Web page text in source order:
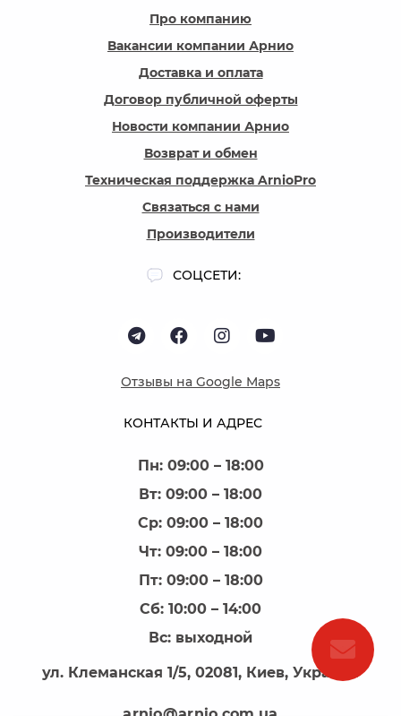
КОНТАКТЫ И АДРЕС
Пн: 09:00 – 18:00
Вт: 09:00 – 18:00
Ср: 09:00 – 18:00
Чт: 09:00 – 18:00
Пт: 09:00 – 18:00
Сб: 10:00 – 14:00
Вс: выходной
ул. Клеманская 1/5, 02081, Киев, Украина
Про компанию
Вакансии компании Арнио
Доставка и оплата
Договор публичной оферты
Новости компании Арнио
Возврат и обмен
Техническая поддержка ArnioPro
Связаться с нами
Производители
СОЦСЕТИ:
Отзывы на Google Maps